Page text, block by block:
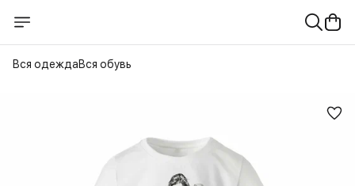
Вся одеждаВся обувь